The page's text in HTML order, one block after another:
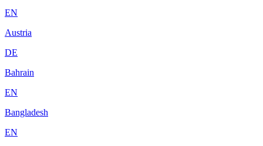
EN
Austria
DE
Bahrain
EN
Bangladesh
EN